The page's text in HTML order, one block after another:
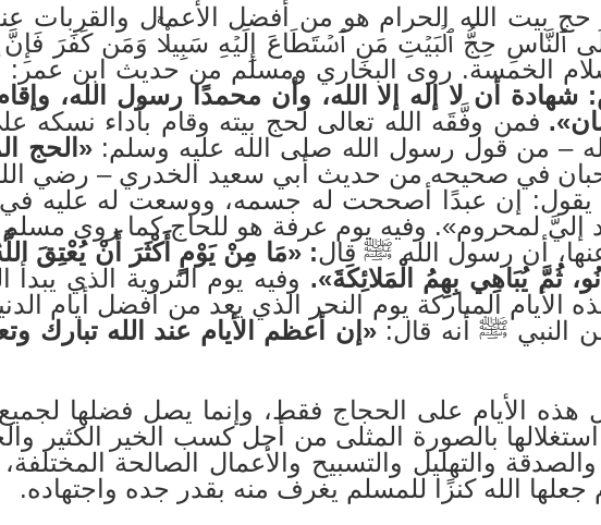
حج بيت الله الحرام هو من أفضل الأعمال والقربات
ٱلنَّاسِ حِجُّ ٱلۡبَيۡتِ مَنِ ٱسۡتَطَاعَ إِلَيۡهِ سَبِيلٗاۚ وَمَن كَفَرَ فَإِنَّ
الخمسة. روى البخاري ومسلم من حديث ابن
أن لا إله إلا الله، وأن محمدًا رسول الله، وإقام
فمن وفَّقَه الله تعالى لحج بيته وقام بأداء نسكه
– من قول رسول الله صلى الله عليه وسلم:«الحج
في صحيحه من حديث أبي سعيد الخدري – رضي الله
يقول: إن عبدًا أصححت له جسمه، ووسعت له عليه في
إليَّ لمحروم». وفيه يوم عرفة هو للحاج كما روى
أن رسول الله ﷺ قال: «مَا مِنْ يَوْمٍ أَكْثَرَ أَنْ يُعْتِقَ
ثُمَّ يُبَاهِي بِهِمُ الْمَلائِكَةَ». وفيه يوم التروية الذي
الأيام المباركة يوم النحر الذي يعد من أفضل أيام
النبي ﷺ أنه قال:«إن أعظم الأيام عند الله تبارك
هذه الأيام على الحجاج فقط، وإنما يصل فضلها
بالصورة المثلى من أجل كسب الخير الكثير
والصدقة والتهليل والتسبيح والأعمال الصالحة
جعلها الله كنزًا للمسلم يغرف منه بقدر جده واجتهاده.